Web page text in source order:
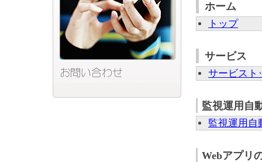
ホーム
トップ
サービス
サービスト
監視運用自
監視運用自
Webアプリ